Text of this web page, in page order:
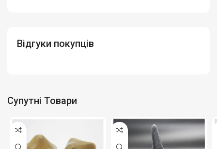
Відгуки покупців
Супутні Товари